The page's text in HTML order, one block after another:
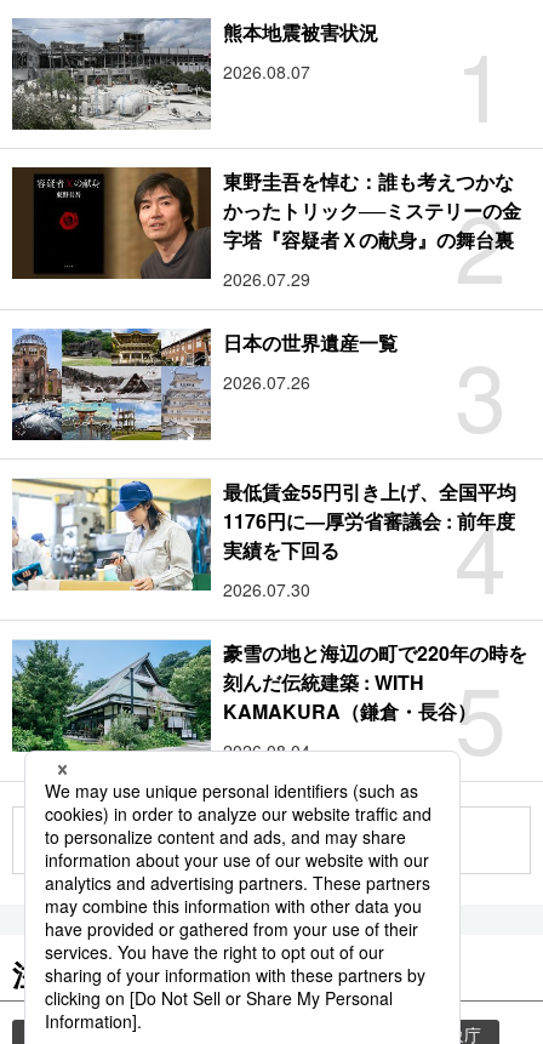
1
熊本地震被害状況
2026.08.07
2
東野圭吾を悼む：誰も考えつかな
かったトリック──ミステリーの金
字塔『容疑者Ｘの献身』の舞台裏
2026.07.29
3
日本の世界遺産一覧
2026.07.26
4
最低賃金55円引き上げ、全国平均
1176円に―厚労省審議会 : 前年度
実績を下回る
2026.07.30
5
豪雪の地と海辺の町で220年の時を
刻んだ伝統建築 : WITH
KAMAKURA（鎌倉・長谷）
2026.08.04
もっと見る
注目のキーワード
共同通信ニュース 気象庁